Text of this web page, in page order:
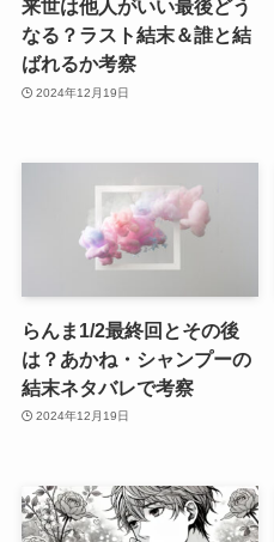
来世は他人がいい最後どう
なる？ラスト結末＆誰と結
ばれるか考察
2024年12月19日
らんま1/2最終回とその後
は？あかね・シャンプーの
結末ネタバレで考察
2024年12月19日